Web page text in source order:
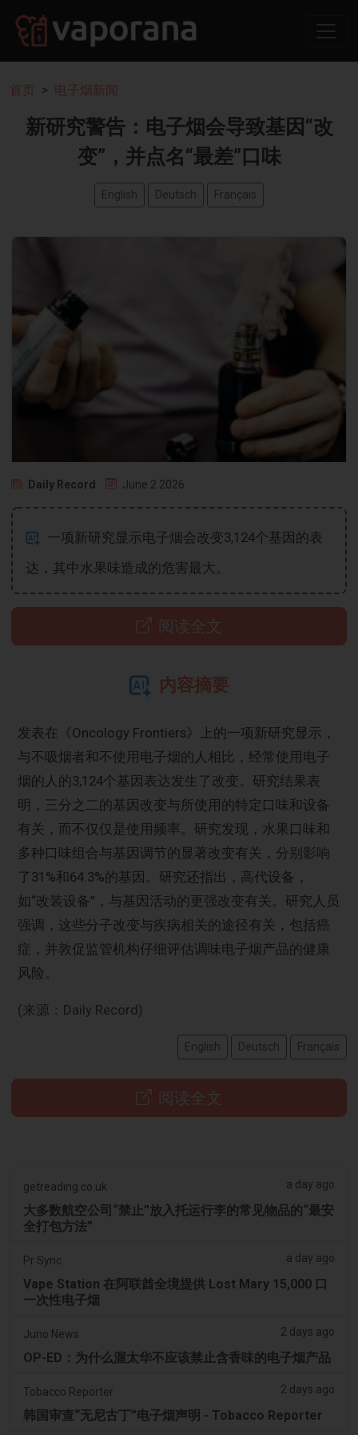
首页 电子烟新闻
新研究警告：电子烟会导致基因“改
变”，并点名“最差”口味
English Deutsch Français
Daily Record June 2 2026
一项新研究显示电子烟会改变3,124个基因的表
达，其中水果味造成的危害最大。
阅读全文
内容摘要
发表在《Oncology Frontiers》上的一项新研究显示，
与不吸烟者和不使用电子烟的人相比，经常使用电子
烟的人的3,124个基因表达发生了改变。研究结果表
明，三分之二的基因改变与所使用的特定口味和设备
有关，而不仅仅是使用频率。研究发现，水果口味和
多种口味组合与基因调节的显著改变有关，分别影响
了31%和64.3%的基因。研究还指出，高代设备，
如“改装设备”，与基因活动的更强改变有关。研究人员
强调，这些分子改变与疾病相关的途径有关，包括癌
症，并敦促监管机构仔细评估调味电子烟产品的健康
风险。
(来源：Daily Record)
English Deutsch Français
阅读全文
getreading.co.uk a day ago
大多数航空公司“禁止”放入托运行李的常见物品的“最安
全打包方法”
Pr Sync a day ago
Vape Station 在阿联酋全境提供 Lost Mary 15,000 口
一次性电子烟
Juno News 2 days ago
OP-ED：为什么渥太华不应该禁止含香味的电子烟产品
Tobacco Reporter 2 days ago
韩国审查“无尼古丁”电子烟声明 - Tobacco Reporter